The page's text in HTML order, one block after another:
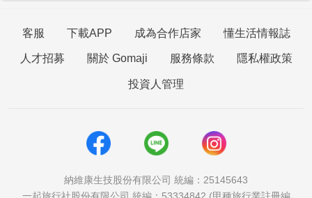
客服 下載APP 成為合作店家 懂生活情報誌
人才招募 關於 Gomaji 服務條款 隱私權政策
投資人管理
納維康生技股份有限公司 統編：25145643
一起旅行社股份有限公司 統編：53334842 (甲種旅行業註冊編